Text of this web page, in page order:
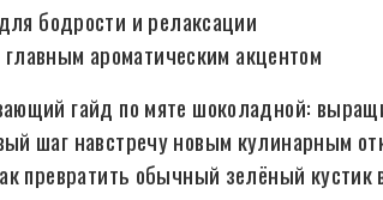
бодрости и релаксации
ароматическим акцентом
гайд по мяте шоколадной:
шаг навстречу новым кулинарным
превратить обычный зелёный кустик